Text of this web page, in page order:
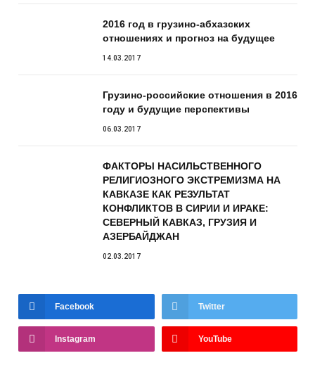
2016 год в грузино-абхазских
отношениях и прогноз на будущее
14.03.2017
Грузино-российские отношения в 2016
году и будущие перспективы
06.03.2017
ФАКТОРЫ НАСИЛЬСТВЕННОГО
РЕЛИГИОЗНОГО ЭКСТРЕМИЗМА НА
КАВКАЗЕ КАК РЕЗУЛЬТАТ
КОНФЛИКТОВ В СИРИИ И ИРАКЕ:
СЕВЕРНЫЙ КАВКАЗ, ГРУЗИЯ И
АЗЕРБАЙДЖАН
02.03.2017
Facebook Twitter
Instagram YouTube